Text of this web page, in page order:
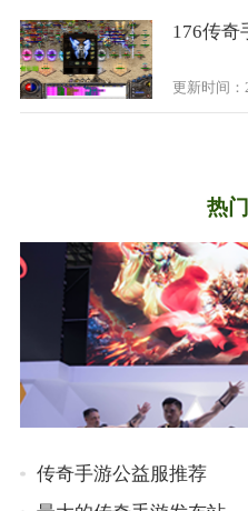
176传奇
更新时间：
热
传奇手游公益服推荐